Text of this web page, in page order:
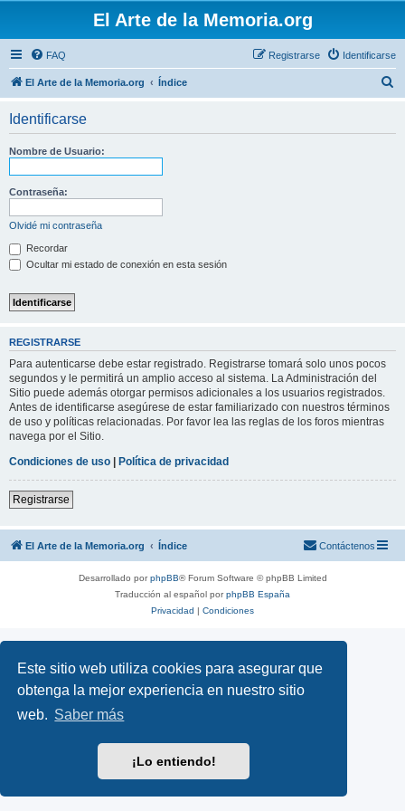
Este sitio web utiliza cookies para asegurar que
obtenga la mejor experiencia en nuestro sitio
web. Saber más
¡Lo entiendo!
El Arte de la Memoria.org
FAQ Identificarse
Registrarse
El Arte de la Memoria.org Índice
Identificarse
Nombre de Usuario:
Contraseña:
Olvidé mi contraseña
Recordar
Ocultar mi estado de conexión en esta sesión
REGISTRARSE
Para autenticarse debe estar registrado. Registrarse tomará solo unos pocos
segundos y le permitirá un amplio acceso al sistema. La Administración del
Sitio puede además otorgar permisos adicionales a los usuarios registrados.
Antes de identificarse asegúrese de estar familiarizado con nuestros términos
de uso y políticas relacionadas. Por favor lea las reglas de los foros mientras
navega por el Sitio.
Condiciones de uso | Política de privacidad
Registrarse
El Arte de la Memoria.org Índice Contáctenos
Desarrollado porphpBB® Forum Software © phpBB Limited
Traducción al español porphpBB España
Privacidad | Condiciones